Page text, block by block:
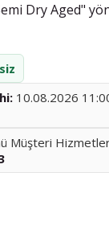
Dry Aged"
10.08.2026
Müşteri